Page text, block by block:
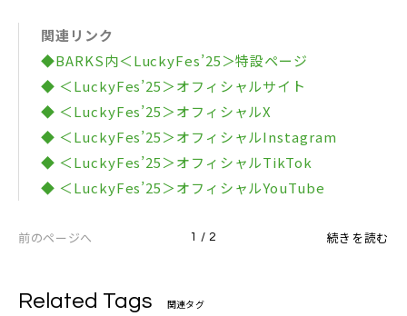
関連リンク
◆BARKS内＜LuckyFes’25＞特設ページ
◆ ＜LuckyFes’25＞オフィシャルサイト
◆ ＜LuckyFes’25＞オフィシャルX
◆ ＜LuckyFes’25＞オフィシャルInstagram
◆ ＜LuckyFes’25＞オフィシャルTikTok
◆ ＜LuckyFes’25＞オフィシャルYouTube
前のページへ 1 / 2 続きを読む
Related Tags 関連タグ